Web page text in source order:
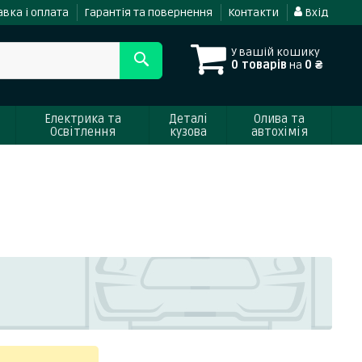
і оплата Гарантія та повернення Контакти Вхід
У вашій кошику
0 товарів на 0 ₴
Електрика та
Освітлення
Деталі
кузова
Олива та
автохімія